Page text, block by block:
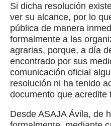
Si dicha resolución
ver su alcance, por lo
pública de manera
formalmente a las
agrarias, porque, a día
encontrado por sus
comunicación oficial
resolución ni ha tenido
documento que acredite
Desde ASAJA Ávila, de